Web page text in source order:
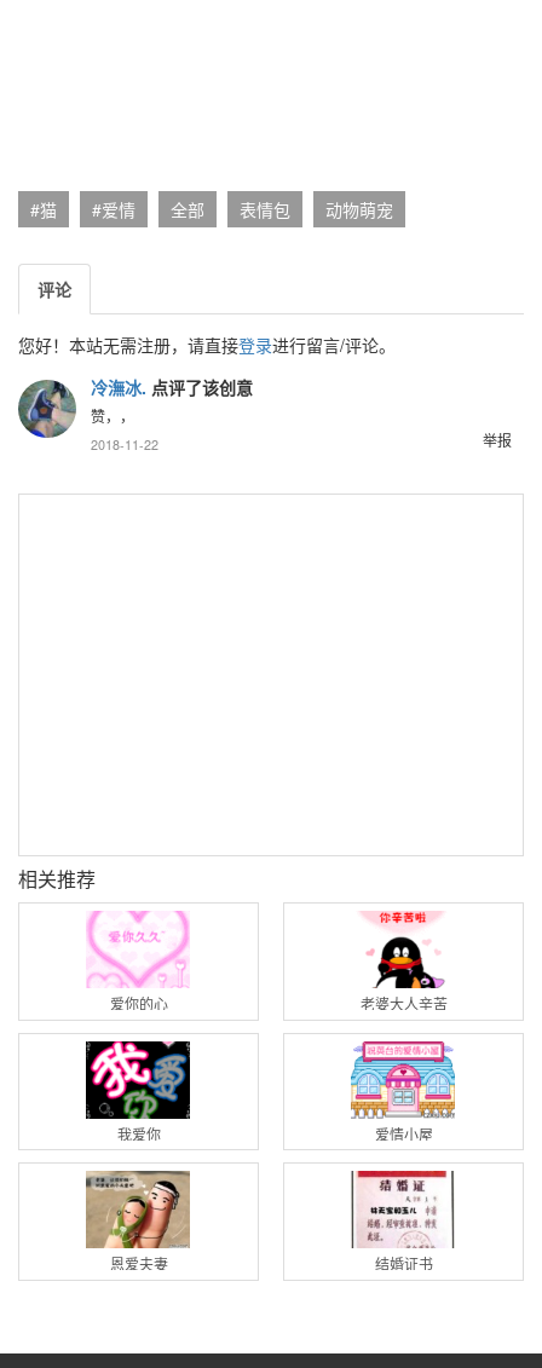
#猫 #爱情 全部 表情包 动物萌宠
评论
您好！本站无需注册，请直接登录进行留言/评论。
冷潕冰. 点评了该创意
赞，，
举报
2018-11-22
相关推荐
爱你的心 老婆大人辛苦
我爱你 爱情小屋
恩爱夫妻 结婚证书